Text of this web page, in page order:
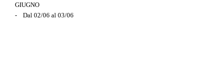
GIUGNO
- Dal 02/06 al 03/06